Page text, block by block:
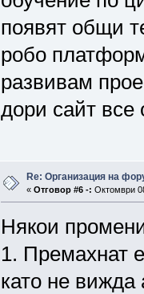
появят общи
робо
развивам
дори сайт
Re: Организация на
« Отговор #6 -: Октомври
Някои
1. Премахнат
като не вижда